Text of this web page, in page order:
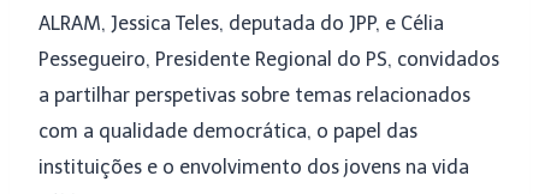
ALRAM, Jessica Teles, deputada do JPP, e Célia
Pessegueiro, Presidente Regional do PS, convidados
a partilhar perspetivas sobre temas relacionados
com a qualidade democrática, o papel das
instituições e o envolvimento dos jovens na vida